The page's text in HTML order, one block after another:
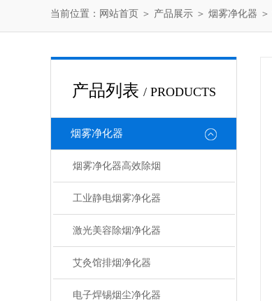
当前位置： 网站首页 ＞ 产品展示 ＞ 烟雾净化器 ＞
产品列表 / PRODUCTS
烟雾净化器
烟雾净化器高效除烟
工业静电烟雾净化器
激光美容除烟净化器
艾灸馆排烟净化器
电子焊锡烟尘净化器